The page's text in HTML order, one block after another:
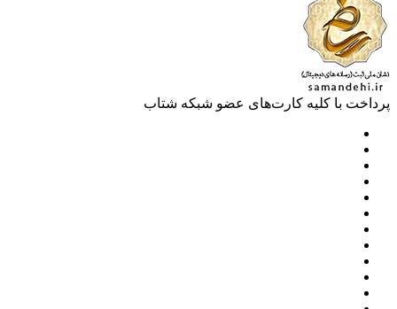
با کلیه کارت‌های عضو شبکه شتاب